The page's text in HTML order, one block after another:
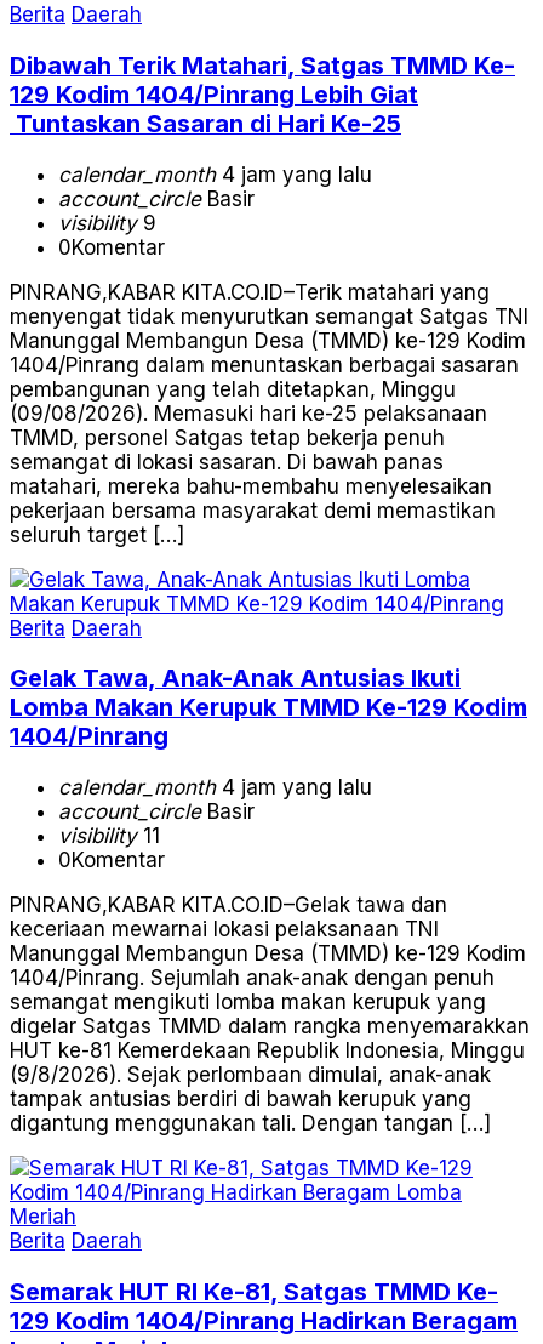
Berita Daerah
Dibawah Terik Matahari, Satgas TMMD Ke-
129 Kodim 1404/Pinrang Lebih Giat
Tuntaskan Sasaran di Hari Ke-25
calendar_month4 jam yang lalu
account_circleBasir
visibility9
0Komentar
PINRANG,KABAR KITA.CO.ID–Terik matahari yang
menyengat tidak menyurutkan semangat Satgas TNI
Manunggal Membangun Desa (TMMD) ke-129 Kodim
1404/Pinrang dalam menuntaskan berbagai sasaran
pembangunan yang telah ditetapkan, Minggu
(09/08/2026). Memasuki hari ke-25 pelaksanaan
TMMD, personel Satgas tetap bekerja penuh
semangat di lokasi sasaran. Di bawah panas
matahari, mereka bahu-membahu menyelesaikan
pekerjaan bersama masyarakat demi memastikan
seluruh target […]
Berita Daerah
Gelak Tawa, Anak-Anak Antusias Ikuti
Lomba Makan Kerupuk TMMD Ke-129 Kodim
1404/Pinrang
calendar_month4 jam yang lalu
account_circleBasir
visibility11
0Komentar
PINRANG,KABAR KITA.CO.ID–Gelak tawa dan
keceriaan mewarnai lokasi pelaksanaan TNI
Manunggal Membangun Desa (TMMD) ke-129 Kodim
1404/Pinrang. Sejumlah anak-anak dengan penuh
semangat mengikuti lomba makan kerupuk yang
digelar Satgas TMMD dalam rangka menyemarakkan
HUT ke-81 Kemerdekaan Republik Indonesia, Minggu
(9/8/2026). Sejak perlombaan dimulai, anak-anak
tampak antusias berdiri di bawah kerupuk yang
digantung menggunakan tali. Dengan tangan […]
Berita Daerah
Semarak HUT RI Ke-81, Satgas TMMD Ke-
129 Kodim 1404/Pinrang Hadirkan Beragam